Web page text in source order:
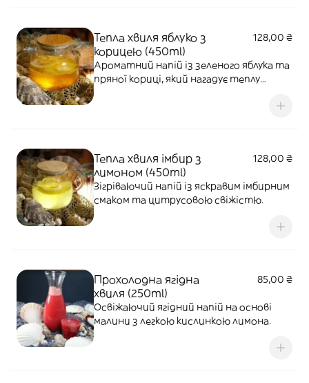
Тепла хвиля яблуко з
корицею (450ml)
128,00 ₴
Ароматний напій із зеленого яблука та
пряної кориці, який нагадує теплу
Тепла хвиля імбир з
лимоном (450ml)
128,00 ₴
Зігріваючий напій із яскравим імбирним
смаком та цитрусовою свіжістю.
Прохолодна ягідна
хвиля (250ml)
85,00 ₴
Освіжаючий ягідний напій на основі
малини з легкою кислинкою лимона.